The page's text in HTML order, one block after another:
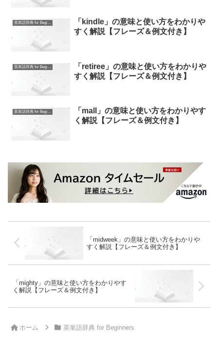
英単語辞典 for Beginners
「kindle」の意味と使い方をわかりや
すく解説【フレーズ＆例文付き】
英単語辞典 for Beginners
「retiree」の意味と使い方をわかりや
すく解説【フレーズ＆例文付き】
英単語辞典 for Beginners
「mall」の意味と使い方をわかりやす
く解説【フレーズ＆例文付き】
「midweek」の意味と使い方をわかりや
すく解説【フレーズ＆例文付き】
「mighty」の意味と使い方をわかりやす
く解説【フレーズ＆例文付き】
ホーム 英単語辞典 for Beginners